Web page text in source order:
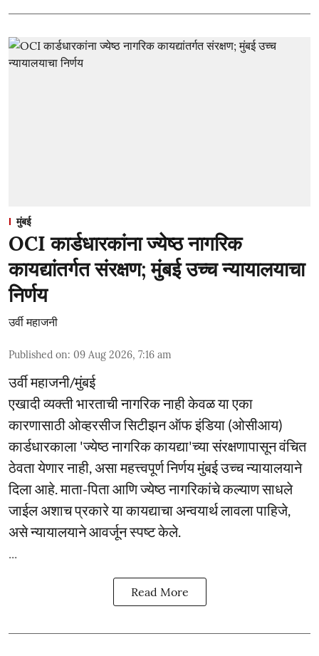
मुंबई
OCI कार्डधारकांना ज्येष्ठ नागरिक
कायद्यांतर्गत संरक्षण; मुंबई उच्च न्यायालयाचा
निर्णय
उर्वी महाजनी
Published on: 09 Aug 2026, 7:16 am
उर्वी महाजनी/मुंबई
एखादी व्यक्ती भारताची नागरिक नाही केवळ या एका
कारणासाठी ओव्हरसीज सिटीझन ऑफ इंडिया (ओसीआय)
कार्डधारकाला 'ज्येष्ठ नागरिक कायद्या'च्या संरक्षणापासून वंचित
ठेवता येणार नाही, असा महत्त्वपूर्ण निर्णय मुंबई उच्च न्यायालयाने
दिला आहे. माता-पिता आणि ज्येष्ठ नागरिकांचे कल्याण साधले
जाईल अशाच प्रकारे या कायद्याचा अन्वयार्थ लावला पाहिजे,
असे न्यायालयाने आवर्जून स्पष्ट केले.
...
Read More